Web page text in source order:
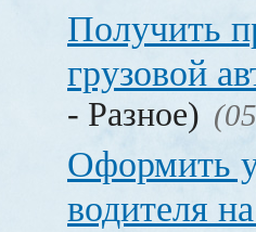
Получить
грузовой
- Разное)
Оформить
водителя